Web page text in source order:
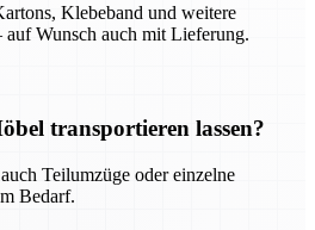
Klebeband und weitere
Wunsch auch mit Lieferung.
transportieren lassen?
Teilumzüge oder einzelne
Bedarf.